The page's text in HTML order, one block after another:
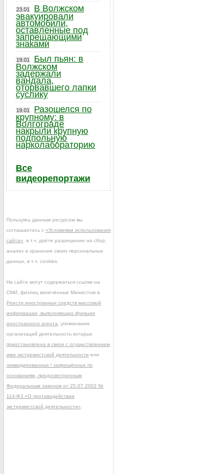
23.01
В Волжском
эвакуировали
автомобили,
оставленные под
запрещающими
знаками
19.01
Был пьян: в
Волжском
задержали
вандала,
оторвавшего лапки
суслику
19.01
Разошелся по
крупному: в
Волгограде
накрыли крупную
подпольную
нарколабораторию
Все
видеорепортажи
Пользуясь данным ресурсом вы
соглашаетесь с «Условиями использования
сайта» , в т.ч. даёте разрешение на сбор,
анализ и хранение своих персональных
данных, в т.ч. cookies.
На сайте могут содержаться ссылки на
СМИ, физлиц включённые Минюстом в
Реестр иностранных средств массовой
информации, выполняющих функции
иностранного агента , упоминания
организаций деятельность которых
приостановлена в связи с осуществлением
ими экстремистской деятельности или
ликвидированных / запрещённых по
основаниям, предусмотренным
Федеральным законом от 25.07.2002 №
114-ФЗ «О противодействии
экстремистской деятельности»